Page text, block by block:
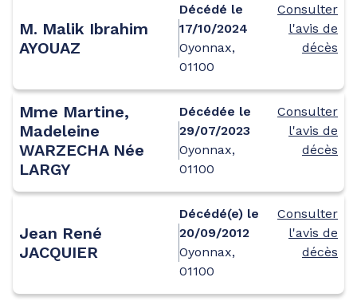
M. Malik Ibrahim
AYOUAZ
Décédé le
17/10/2024
Oyonnax,
01100
Consulter
l'avis de
décès
Mme Martine,
Madeleine
WARZECHA Née
LARGY
Décédée le
29/07/2023
Oyonnax,
01100
Consulter
l'avis de
décès
Jean René
JACQUIER
Décédé(e) le
20/09/2012
Oyonnax,
01100
Consulter
l'avis de
décès